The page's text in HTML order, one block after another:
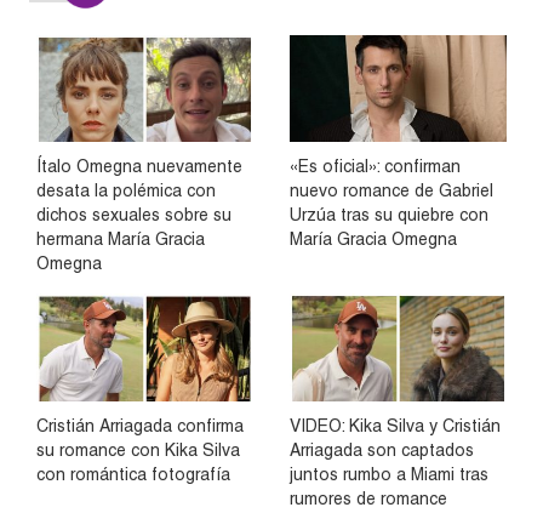
Ítalo Omegna nuevamente
desata la polémica con
dichos sexuales sobre su
hermana María Gracia
Omegna
«Es oficial»: confirman
nuevo romance de Gabriel
Urzúa tras su quiebre con
María Gracia Omegna
Cristián Arriagada confirma
su romance con Kika Silva
con romántica fotografía
VIDEO: Kika Silva y Cristián
Arriagada son captados
juntos rumbo a Miami tras
rumores de romance